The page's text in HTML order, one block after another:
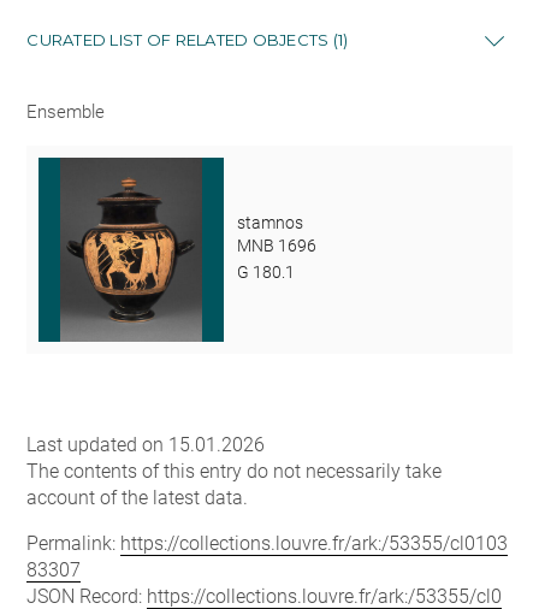
CURATED LIST OF RELATED OBJECTS (1)
Ensemble
stamnos
MNB 1696
G 180.1
Last updated on 15.01.2026
The contents of this entry do not necessarily take
account of the latest data.
Permalink: https://collections.louvre.fr/ark:/53355/cl0103
83307
JSON Record: https://collections.louvre.fr/ark:/53355/cl0